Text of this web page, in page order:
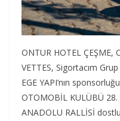
ONTUR HOTEL ÇEŞME,
VETTES, Sigortacım
EGE YAPI’nın
OTOMOBİL KULÜBÜ 28.
ANADOLU RALLİSİ